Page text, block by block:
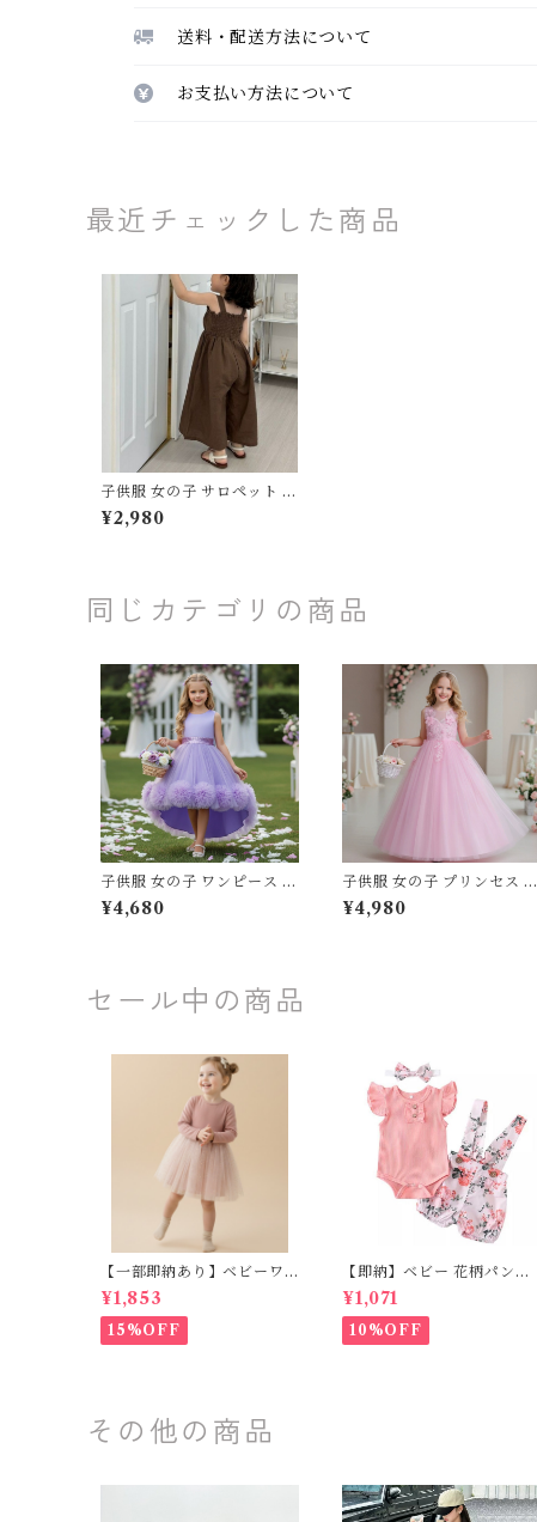
送料・配送方法について
お支払い方法について
最近チェックした商品
子供服 女の子 サロペット 夏
服 オールインワン キャミソ
ール ワイドパンツ 80 90 1
通園 通学 お出かけ リゾート
¥2,980
同じカテゴリの商品
子供服 女の子 ワンピース 夏
服 プリンセス ドレス チュー
ル レース フリル フィッシュ
m ホワイト ピンク レッド
パープル グリーン スモーキ
¥4,680
子供服 女の子 プリンセス ド
レス チュール レース フリル
ロングドレス 120 130 140 1
¥4,980
セール中の商品
【一部即納あり】ベビーワ
ンピース 星柄ラメ チュール
ベビー服 写真撮影 子供服 フ
リル チュール 女の子 秋冬
春服 セレモニードレス 新生
110cm
¥1,853
15%OFF
【即納】ベビー 花柄パンツ
&フリルロンパースset＋ヘ
ッドバンド 3点セット☆女の
子 フェミニン 90㎝
¥1,071
10%OFF
その他の商品